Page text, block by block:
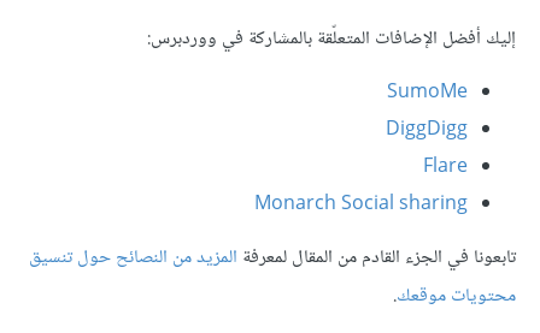
إليك أفضل الإضافات المتعلّقة بالمشاركة في ووردبرس:
SumoMe
DiggDigg
Flare
Monarch Social sharing
تابعونا في الجزء القادم من المقال لمعرفة المزيد من النصائح حول تنسيق
محتويات موقعك.